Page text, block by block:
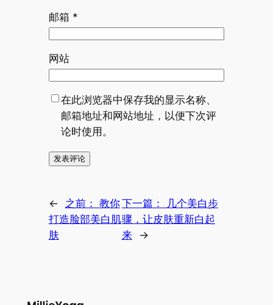
邮箱 *
网站
在此浏览器中保存我的显示名称、
邮箱地址和网站地址，以便下次评
论时使用。
← 之前： 教你
打造脸部美白肌
肤
下一篇：
几个美白步
骤，让皮肤重新白起
来
→